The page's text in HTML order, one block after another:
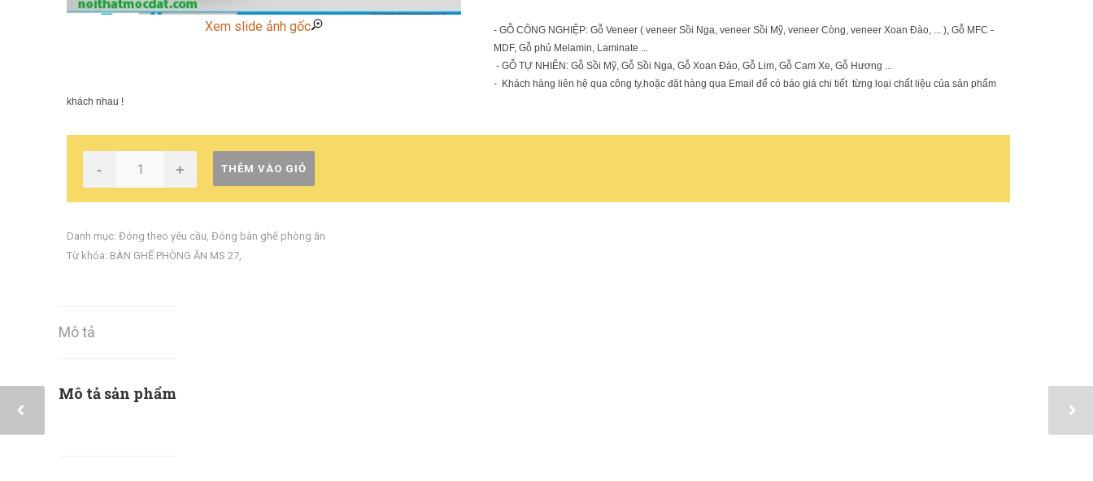
Xem slide ảnh gốc
- GỖ CÔNG NGHIỆP: Gỗ Veneer ( veneer Sồi Nga, veneer Sồi Mỹ, veneer Còng, veneer Xoan Đào, ... ), Gỗ MFC -
MDF, Gỗ phủ Melamin, Laminate ...
- GỖ TỰ NHIÊN: Gỗ Sồi Mỹ, Gỗ Sồi Nga, Gỗ Xoan Đào, Gỗ Lim, Gỗ Cam Xe, Gỗ Hương ...
- Khách hàng liên hệ qua công ty.hoặc đặt hàng qua Email để có báo giá chi tiết từng loại chất liệu của sản phẩm
khách nhau !
- + THÊM VÀO GIỎ
Danh mục: Đóng theo yêu cầu, Đóng bàn ghế phòng ăn
Từ khóa: BÀN GHẾ PHÒNG ĂN MS 27,
Mô tả
Mô tả sản phẩm